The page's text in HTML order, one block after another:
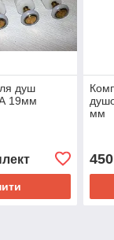
душ
19мм
мм
450